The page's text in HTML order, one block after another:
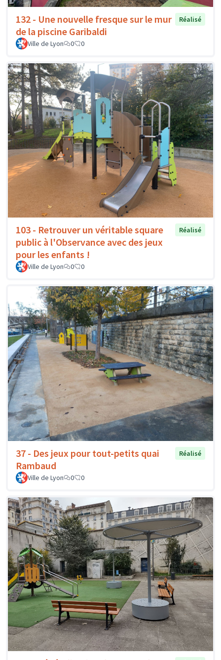
132 - Une nouvelle fresque sur le mur
de la piscine Garibaldi
Réalisé
Ville de Lyon 0 0
103 - Retrouver un véritable square
public à l'Observance avec des jeux
pour les enfants !
Réalisé
Ville de Lyon 0 0
37 - Des jeux pour tout-petits quai
Rambaud
Réalisé
Ville de Lyon 0 0